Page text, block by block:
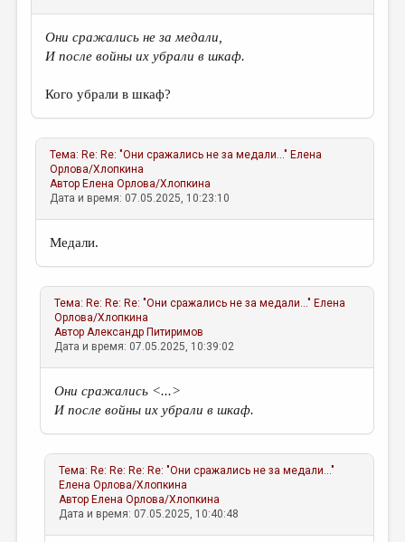
Они сражались не за медали,
И после войны их убрали в шкаф.
Кого убрали в шкаф?
Тема:Re: Re: "Они сражались не за медали..." Елена
Орлова/Хлопкина
АвторЕлена Орлова/Хлопкина
Дата и время: 07.05.2025, 10:23:10
Медали.
Тема:Re: Re: Re: "Они сражались не за медали..." Елена
Орлова/Хлопкина
Автор Александр Питиримов
Дата и время: 07.05.2025, 10:39:02
Они сражались <...>
И после войны их убрали в шкаф.
Тема:Re: Re: Re: Re: "Они сражались не за медали..."
Елена Орлова/Хлопкина
АвторЕлена Орлова/Хлопкина
Дата и время: 07.05.2025, 10:40:48